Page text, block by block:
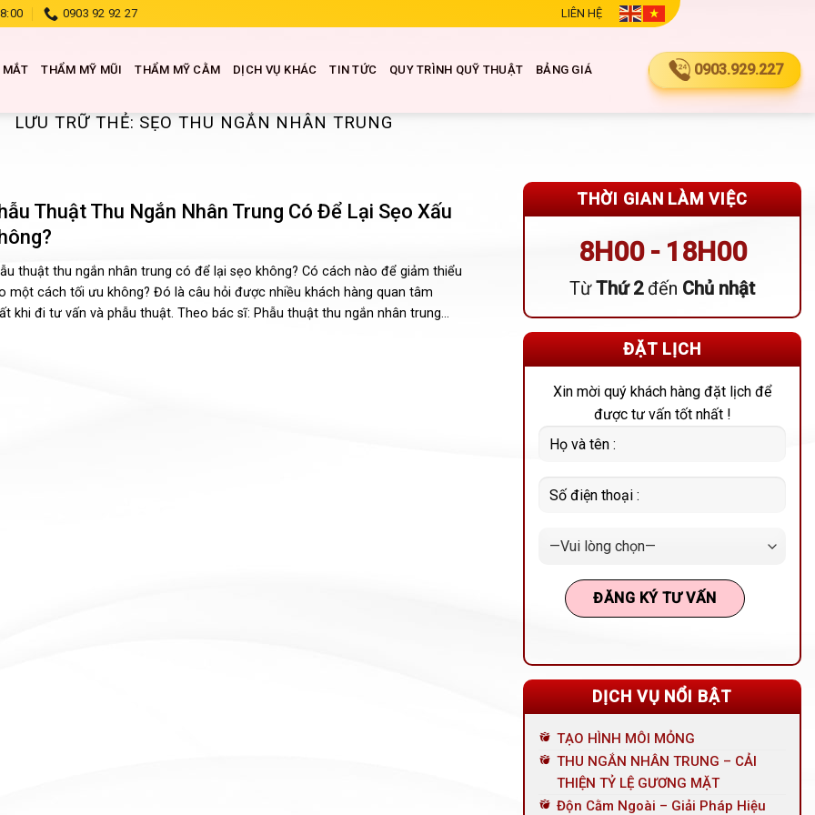
0903 92 92 27 LIÊN HỆ
MẮT THẨM MỸ MŨI THẨM MỸ CẰM DỊCH VỤ KHÁC TIN TỨC QUY TRÌNH QUỸ THUẬT BẢNG GIÁ 0903.929.227
LƯU TRỮ THẺ: SẸO THU NGẮN NHÂN TRUNG
Thuật Thu Ngắn Nhân Trung Có Để Lại Sẹo Xấu
thuật thu ngắn nhân trung có để lại sẹo không? Có cách nào để giảm thiểu
một cách tối ưu không? Đó là câu hỏi được nhiều khách hàng quan tâm
khi đi tư vấn và phẫu thuật. Theo bác sĩ: Phẫu thuật thu ngắn nhân trung...
THỜI GIAN LÀM VIỆC
8H00 - 18H00
TừThứ 2đến Chủ nhật
ĐẶT LỊCH
Xin mời quý khách hàng đặt lịch để
được tư vấn tốt nhất !
DỊCH VỤ NỔI BẬT
TẠO HÌNH MÔI MỎNG
THU NGẮN NHÂN TRUNG – CẢI
THIỆN TỶ LỆ GƯƠNG MẶT
Độn Cằm Ngoài – Giải Pháp Hiệu